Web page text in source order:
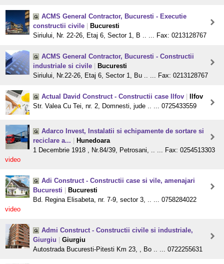
ACMS General Contractor, Bucuresti - Executie
constructii civile
Bucuresti
Siriului, Nr. 22-26, Etaj 6, Sector 1, B .. ... Fax: 0213128767
ACMS General Contractor, Bucuresti - Constructii
industriale si civile
Bucuresti
Siriului, Nr.22-26, Etaj 6, Sector 1, Bu .. ... Fax: 0213128767
Actual David Construct - Constructii case Ilfov
Ilfov
Str. Valea Cu Tei, nr. 2, Domnesti, jude .. ... 0725433559
Adarco Invest, Instalatii si echipamente de sortare si
reciclare a...
Hunedoara
1 Decembrie 1918 , Nr.84/39, Petrosani, .. ... Fax: 0254513303
video
Adi Construct - Constructii case si vile, amenajari
Bucuresti
Bucuresti
Bd. Regina Elisabeta, nr. 7-9, sector 3, .. ... 0758284022
video
Admi Construct - Constructii civile si industriale,
Giurgiu
Giurgiu
Autostrada Bucuresti-Pitesti Km 23, , Bo .. ... 0722255631